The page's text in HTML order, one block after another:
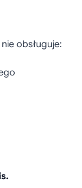
obsługuje: